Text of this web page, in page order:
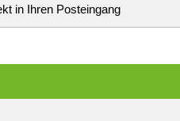
in Ihren Posteingang